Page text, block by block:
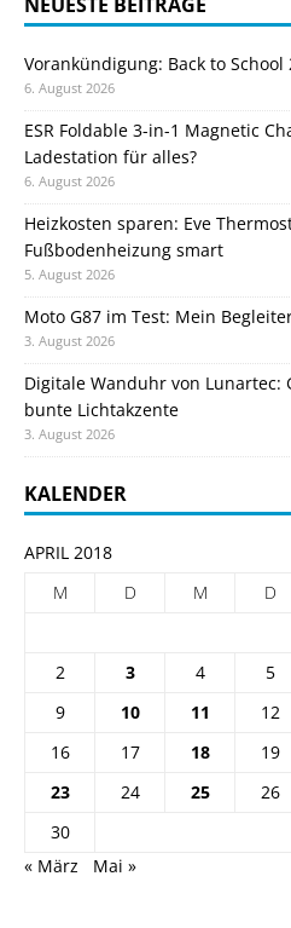
Vorankündigung: Back to
6. August 2026
ESR Foldable 3-in-1 Magnetic
Ladestation für alles?
6. August 2026
Heizkosten sparen: Eve
Fußbodenheizung smart
5. August 2026
Moto G87 im Test: Mein
3. August 2026
Digitale Wanduhr von Lunartec:
bunte Lichtakzente
3. August 2026
KALENDER
APRIL 2018
M
D M D
2
3 4 5
9
10 11 12
16
17 18 19
23
24 25 26
30
« März
Mai »